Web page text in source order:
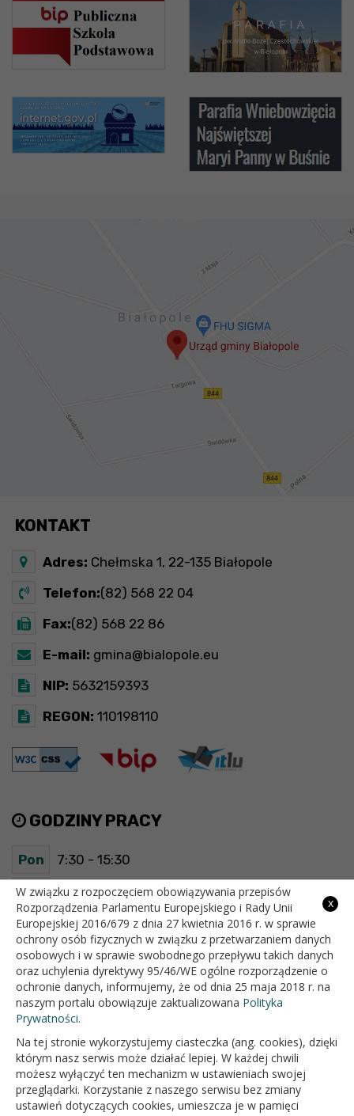
KONTAKT
Adres: Chełmska 1, 22-135 Białopole
Telefon:(82) 568 22 04
Fax:(82) 568 22 86
E-mail: gmina@bialopole.eu
NIP: 5632159393
REGON: 110198110
GODZINY PRACY
Pon 7:30 - 15:30
Wt 7:30 - 15:30
Śr 7:30 - 15:30
Czw 7:30 - 15:30
Pt 7:30 - 15:30
OFICJALNY SERWIS INTERNETOWY GMINY BIAŁOPOLE
x
W związku z rozpoczęciem obowiązywania przepisów
Rozporządzenia Parlamentu Europejskiego i Rady Unii
Europejskiej 2016/679 z dnia 27 kwietnia 2016 r. w sprawie
ochrony osób fizycznych w związku z przetwarzaniem danych
osobowych i w sprawie swobodnego przepływu takich danych
oraz uchylenia dyrektywy 95/46/WE ogólne rozporządzenie o
ochronie danych, informujemy, że od dnia 25 maja 2018 r. na
naszym portalu obowiązuje zaktualizowana Polityka
Prywatności.
Na tej stronie wykorzystujemy ciasteczka (ang. cookies), dzięki
którym nasz serwis może działać lepiej. W każdej chwili
możesz wyłączyć ten mechanizm w ustawieniach swojej
przeglądarki. Korzystanie z naszego serwisu bez zmiany
ustawień dotyczących cookies, umieszcza je w pamięci